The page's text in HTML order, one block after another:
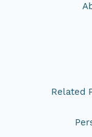
Related